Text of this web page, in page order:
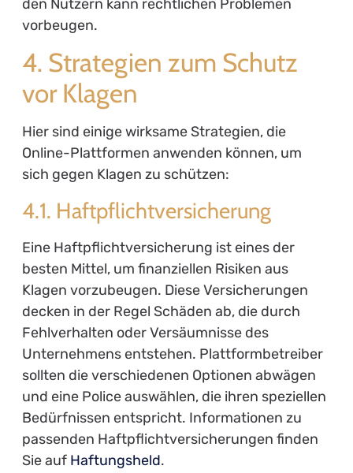
den Nutzern kann rechtlichen Problemen
vorbeugen.
4. Strategien zum Schutz
vor Klagen
Hier sind einige wirksame Strategien, die
Online-Plattformen anwenden können, um
sich gegen Klagen zu schützen:
4.1. Haftpflichtversicherung
Eine Haftpflichtversicherung ist eines der
besten Mittel, um finanziellen Risiken aus
Klagen vorzubeugen. Diese Versicherungen
decken in der Regel Schäden ab, die durch
Fehlverhalten oder Versäumnisse des
Unternehmens entstehen. Plattformbetreiber
sollten die verschiedenen Optionen abwägen
und eine Police auswählen, die ihren speziellen
Bedürfnissen entspricht. Informationen zu
passenden Haftpflichtversicherungen finden
Sie auf Haftungsheld.